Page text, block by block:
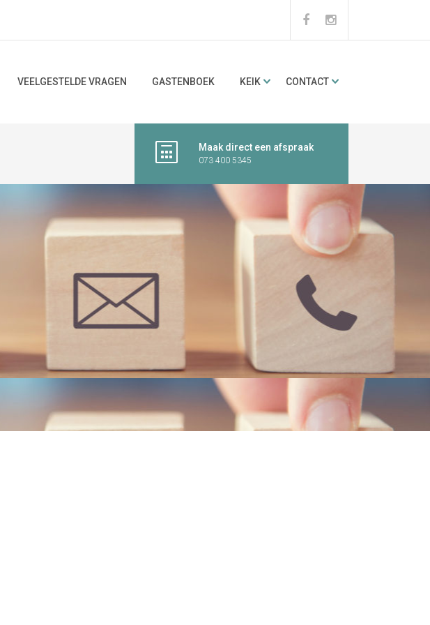
VEELGESTELDE VRAGEN GASTENBOEK KEIK CONTACT
Maak direct een afspraak
073 400 5345